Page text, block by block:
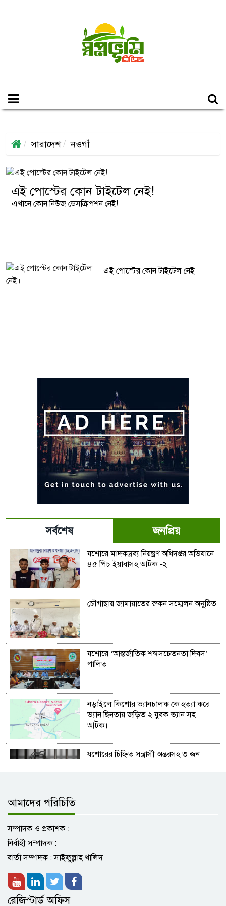
সারাদেশ নওগাঁ
এই পোস্টের কোন টাইটেল নেই!
এখানে কোন নিউজ ডেসক্রিপশন নেই!
এই পোস্টের কোন টাইটেল নেই।
সর্বশেষ জনপ্রিয়
যশোরে মাদকদ্রব্য নিয়ন্ত্রণ অধিদপ্তর অভিযানে
৪৫ পিচ ইয়াবাসহ আটক -২
চৌগাছায় জামায়াতের রুকন সম্মেলন অনুষ্ঠিত
যশোরে ‘আন্তর্জাতিক শব্দসচেতনতা দিবস’
পালিত
নড়াইলে কিশোর ভ্যানচালক কে হত্যা করে
ভ্যান ছিনতায় জড়িত ২ যুবক ভ্যান সহ
আটক।
যশোরের চিহ্নিত সন্ত্রাসী অন্তরসহ ৩ জন
নোয়াপাড়া গ্রুপের ‘সুফলা’ ভবনে ককটেল
আমাদের পরিচিতি
সম্পাদক ও প্রকাশক :
নির্বাহী সম্পাদক :
বার্তা সম্পাদক : সাইফুল্লাহ খালিদ
রেজিস্টার্ড অফিস